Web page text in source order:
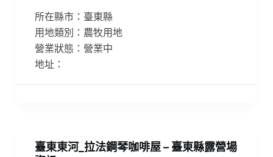
所在縣市：臺東縣
用地類別：農牧用地
營業狀態：營業中
地址：
臺東東河_拉法鋼琴咖啡屋 – 臺東縣露營場